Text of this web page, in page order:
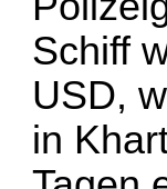
Schiff
USD,
in